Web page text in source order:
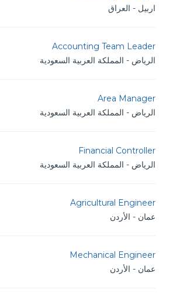
اربيل - العراق
Accounting Team Leader
الرياض - المملكة العربية السعودية
Area Manager
الرياض - المملكة العربية السعودية
Financial Controller
الرياض - المملكة العربية السعودية
Agricultural Engineer
عمان - الأردن
Mechanical Engineer
عمان - الأردن